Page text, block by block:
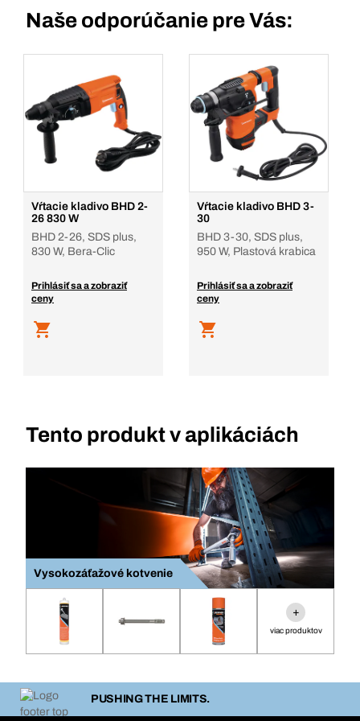
Prihlásenie
Balenie/KS
Množstvo
Pridať do košíka
Naše odporúčanie pre Vás:
Vŕtacie kladivo BHD 2-
26 830 W
BHD 2-26, SDS plus,
830 W, Bera-Clic
Prihlásiť sa a zobraziť
ceny
Vŕtacie kladivo BHD 3-
30
BHD 3-30, SDS plus,
950 W, Plastová krabica
Prihlásiť sa a zobraziť
ceny
Tento produkt v aplikáciách
Vysokozáťažové kotvenie
+
viac produktov
PUSHING THE LIMITS.